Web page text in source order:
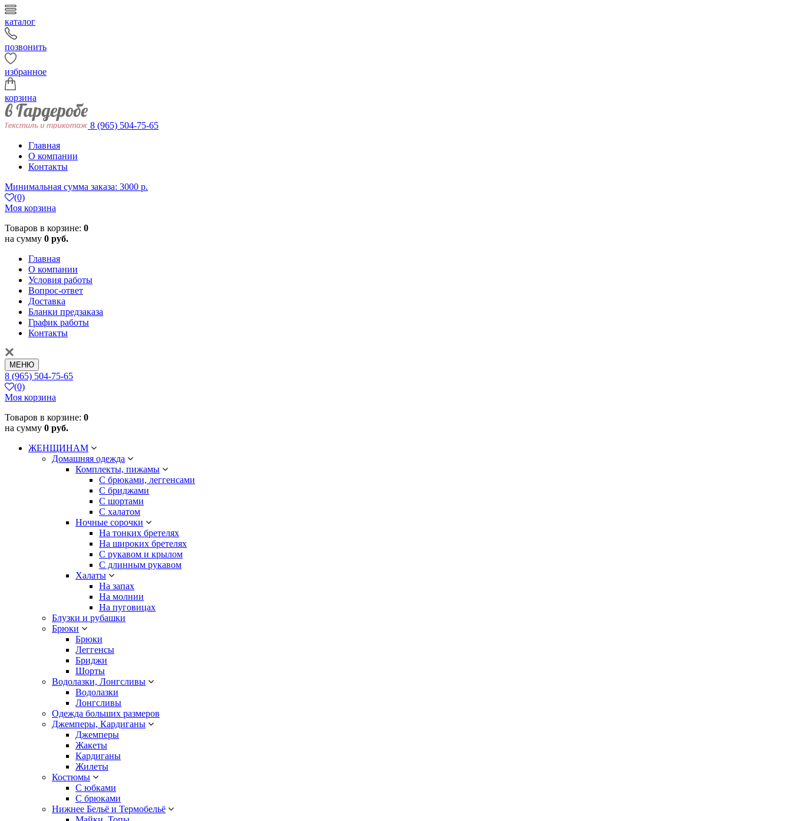
каталог
позвонить
избранное
корзина
8 (965) 504-75-65
Главная
О компании
Контакты
Минимальная сумма заказа: 3000 р.
(0)
Моя корзина
Товаров в корзине: 0
на сумму 0 руб.
Главная
О компании
Условия работы
Вопрос-ответ
Доставка
Бланки предзаказа
График работы
Контакты
МЕНЮ
8 (965) 504-75-65
(0)
Моя корзина
Товаров в корзине: 0
на сумму 0 руб.
ЖЕНЩИНАМ
Домашняя одежда
Комплекты, пижамы
С брюками, леггенсами
С бриджами
С шортами
С халатом
Ночные сорочки
На тонких бретелях
На широких бретелях
С рукавом и крылом
С длинным рукавом
Халаты
На запах
На молнии
На пуговицах
Блузки и рубашки
Брюки
Брюки
Леггенсы
Бриджи
Шорты
Водолазки, Лонгсливы
Водолазки
Лонгсливы
Одежда больших размеров
Джемперы, Кардиганы
Джемперы
Жакеты
Кардиганы
Жилеты
Костюмы
С юбками
С брюками
Нижнее Бельё и Термобельё